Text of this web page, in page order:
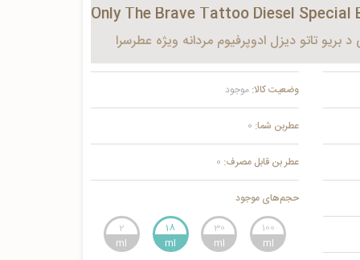
د بریو تاتو دیزل ادوپرفیوم مردانه ویژه عطرسرا
وضعیت کالا: موجود
عطربن شما: 0
عطر بن قابل مصرف: 0
حجم‌های موجود
100
30
18
2